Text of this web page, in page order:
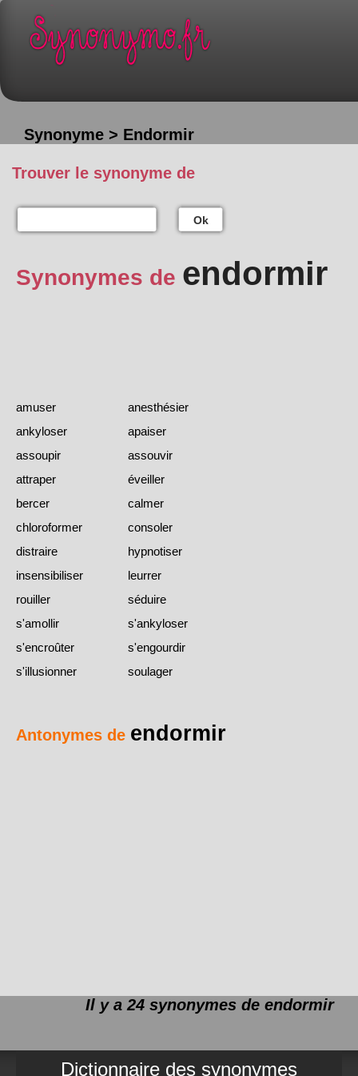
Synonyme > Endormir
Trouver le synonyme de
Ok
Synonymes de endormir
amuser
anesthésier
ankyloser
apaiser
assoupir
assouvir
attraper
éveiller
bercer
calmer
chloroformer
consoler
distraire
hypnotiser
insensibiliser
leurrer
rouiller
séduire
s'amollir
s'ankyloser
s'encroûter
s'engourdir
s'illusionner
soulager
Antonymes de endormir
Il y a 24 synonymes de endormir
Dictionnaire des synonymes